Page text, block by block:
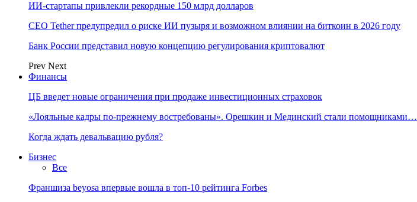
ИИ-стартапы привлекли рекордные 150 млрд долларов
CEO Tether предупредил о риске ИИ пузыря и возможном влиянии на биткоин в 2026 году
Банк России представил новую концепцию регулирования криптовалют
Prev Next
Финансы
ЦБ введет новые ограничения при продаже инвестиционных страховок
«Лояльные кадры по-прежнему востребованы». Орешкин и Мединский стали помощниками…
Когда ждать девальвацию рубля?
Бизнес
Все
Франшиза beyosa впервые вошла в топ-10 рейтинга Forbes